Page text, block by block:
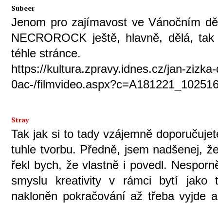
Subeer
Jenom pro zajímavost ve Vánočním
NECROROCK ještě, hlavně, dělá,
téhle stránce.
https://kultura.zpravy.idnes.cz/jan-
0ac-/
Stray
Tak jak si to tady vzájemně
tuhle tvorbu. Předně, jsem nadšenej,
řekl bych, že vlastně i povedl.
smyslu kreativity v rámci bytí jako
nakloněn pokračování až třeba vyjde